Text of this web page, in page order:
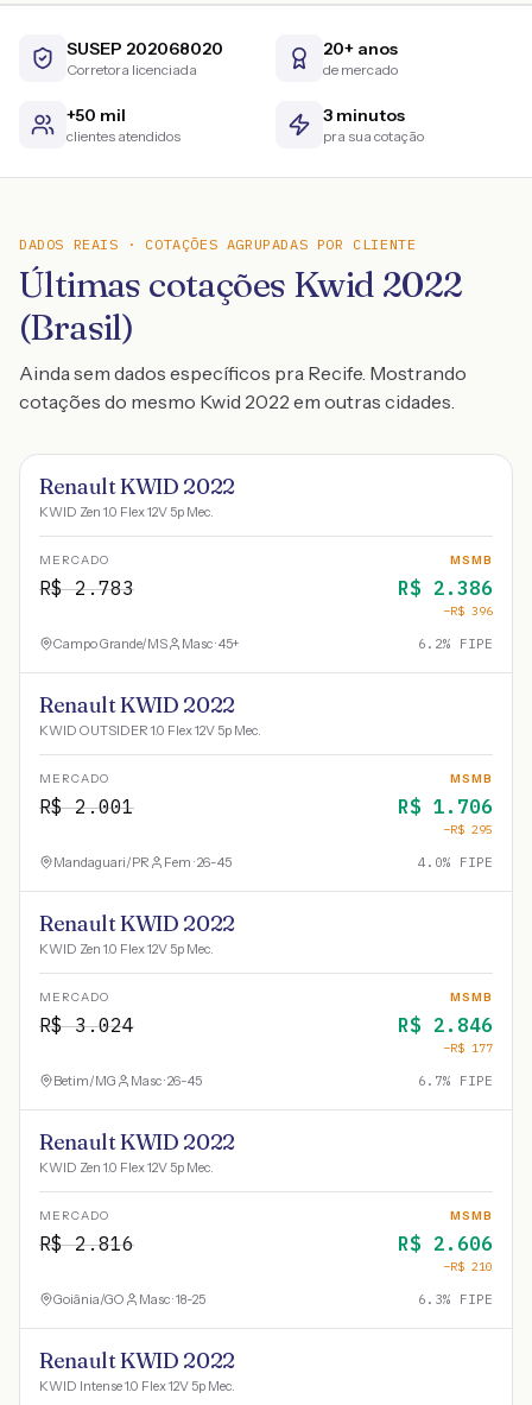
SUSEP 202068020
Corretora licenciada
20+ anos
de mercado
+50 mil
clientes atendidos
3 minutos
pra sua cotação
DADOS REAIS · COTAÇÕES AGRUPADAS POR CLIENTE
Últimas cotações Kwid 2022
(Brasil)
Ainda sem dados específicos pra Recife. Mostrando
cotações do mesmo Kwid 2022 em outras cidades.
Renault KWID 2022
KWID Zen 1.0 Flex 12V 5p Mec.
MERCADO
R$2.783
MSMB
R$ 2.386
−R$ 396
Campo Grande/MS Masc · 45+ 6.2% FIPE
Renault KWID 2022
KWID OUTSIDER 1.0 Flex 12V 5p Mec.
MERCADO
R$2.001
MSMB
R$ 1.706
−R$ 295
Mandaguari/PR Fem · 26-45 4.0% FIPE
Renault KWID 2022
KWID Zen 1.0 Flex 12V 5p Mec.
MERCADO
R$3.024
MSMB
R$ 2.846
−R$ 177
Betim/MG Masc · 26-45 6.7% FIPE
Renault KWID 2022
KWID Zen 1.0 Flex 12V 5p Mec.
MERCADO
R$2.816
MSMB
R$ 2.606
−R$ 210
Goiânia/GO Masc · 18-25 6.3% FIPE
Renault KWID 2022
KWID Intense 1.0 Flex 12V 5p Mec.